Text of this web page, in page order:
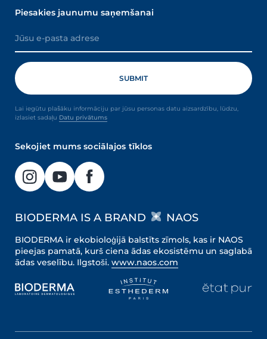
Piesakies jaunumu saņemšanai
Lai iegūtu plašāku informāciju par jūsu personas datu aizsardzību, lūdzu,
izlasiet sadaļu Datu privātums
Sekojiet mums sociālajos tīklos
BIODERMA IS A BRAND NAOS
BIODERMA ir ekobioloģijā balstīts zīmols, kas ir NAOS
pieejas pamatā, kurš ciena ādas ekosistēmu un saglabā
ādas veselību. Ilgstoši. www.naos.com